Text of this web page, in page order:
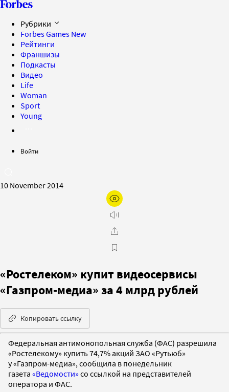
Рубрики
Forbes Games New
Рейтинги
Франшизы
Подкасты
Видео
Life
Woman
Sport
Young
Войти
10 November 2014
«Ростелеком» купит видеосервисы
«Газпром-медиа» за 4 млрд рублей
Копировать ссылку
Федеральная антимонопольная служба (ФАС) разрешила
«Ростелекому» купить 74,7% акций ЗАО «Рутьюб»
у «Газпром-медиа», сообщила в понедельник
газета «Ведомости» со ссылкой на представителей
оператора и ФАС.